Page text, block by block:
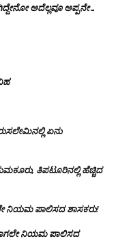
ಅದೆಲ್ಲವೂ ಅಪ್ಪನೇ…
ಏನು
ತಿಪಟೂರಿನಲ್ಲಿ ಹೆಚ್ಚಿದ
ನಿಯಮ ಪಾಲಿಸದ ಶಾಸಕರು!
ನಿಯಮ ಪಾಲಿಸದ